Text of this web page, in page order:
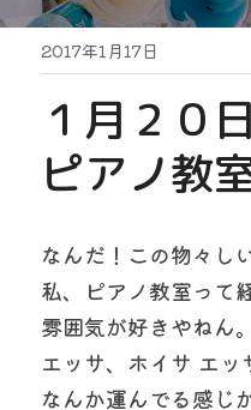
2017年1月17日
１月２０
ピアノ教
なんだ！この物々し
私、ピアノ教室って
雰囲気が好きやねん。
エッサ、ホイサ エッ
なんか運んでる感じ